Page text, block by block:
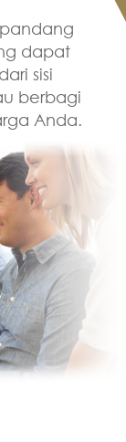
pandang
dapat
sisi
berbagi
Anda.